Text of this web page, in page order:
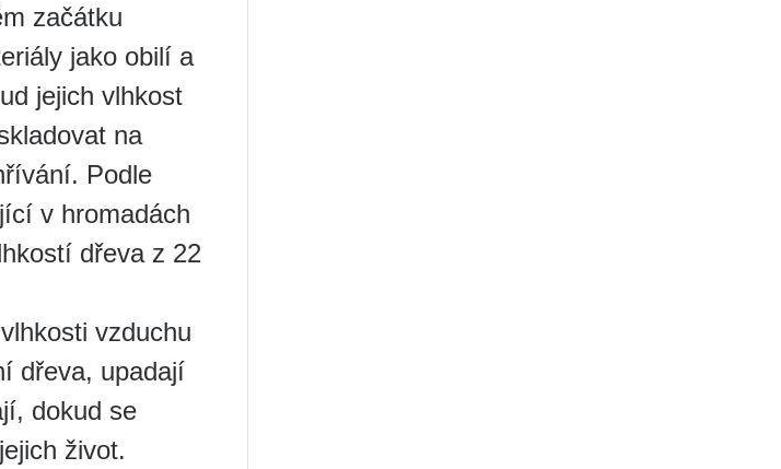
začátku
jako obilí a
jejich vlhkost
na
Podle
v hromadách
dřeva z 22
vzduchu
dřeva, upadají
dokud se
život.